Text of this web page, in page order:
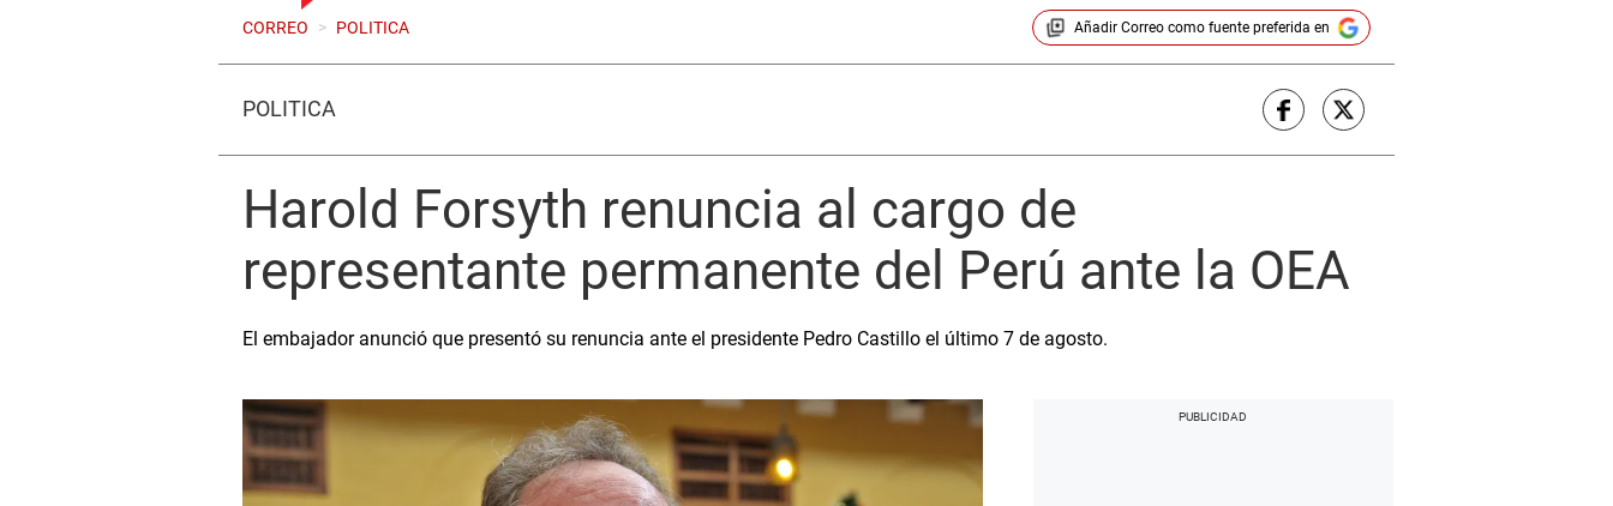
CORREO > POLITICA Añadir Correocomo fuente preferida en
POLÍTICA
Harold Forsyth renuncia al cargo de
representante permanente del Perú ante la OEA
El embajador anunció que presentó su renuncia ante el presidente Pedro Castillo el último 7 de agosto.